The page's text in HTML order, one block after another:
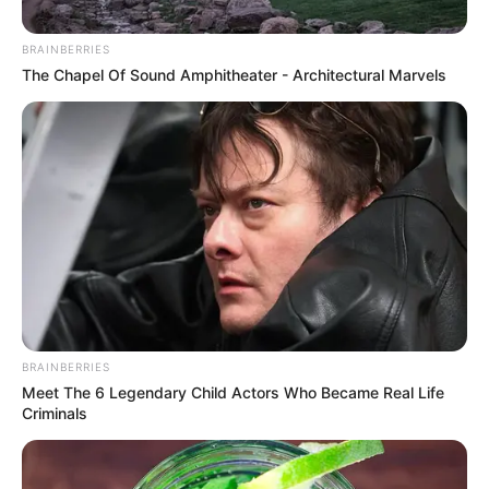
Joven madre es
asesinada a tiros
BRAINBERRIES
The Chapel Of Sound Amphitheater - Architectural Marvels
BRAINBERRIES
Meet The 6 Legendary Child Actors Who Became Real Life
Criminals